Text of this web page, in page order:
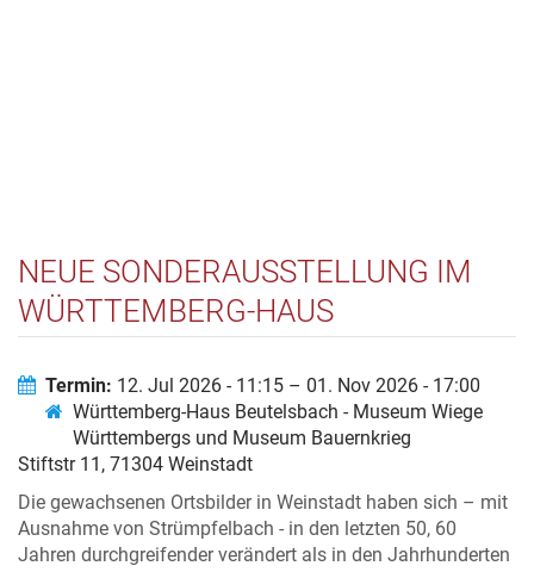
NEUE SONDERAUSSTELLUNG IM
WÜRTTEMBERG-HAUS
DENKMAL DIE SANIERUNG
HISTORISCHER HÄUSER IN
WEINSTADT
Termin: 12. Jul 2026 - 11:15 – 01. Nov 2026 - 17:00
Württemberg-Haus Beutelsbach - Museum Wiege
Württembergs und Museum Bauernkrieg
Stiftstr 11, 71304 Weinstadt
Die gewachsenen Ortsbilder in Weinstadt haben sich – mit
Ausnahme von Strümpfelbach - in den letzten 50, 60
Jahren durchgreifender verändert als in den Jahrhunderten